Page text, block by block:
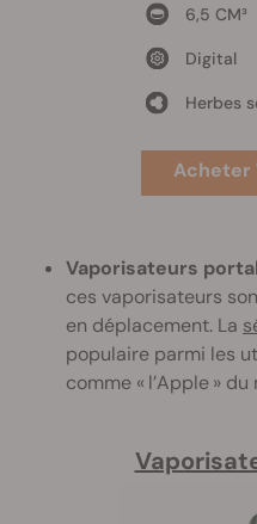
6,5 CM³
Digital
Herbes
Acheter
Vaporisateurs
ces vaporisateurs
en déplacement. La
populaire parmi les
comme « l’Apple »